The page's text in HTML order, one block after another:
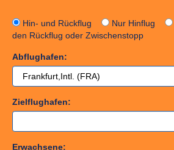
Hin- und Rückflug Nur Hinflug
den Rückflug oder Zwischenstopp
Abflughafen:
Zielflughafen:
Erwachsene: